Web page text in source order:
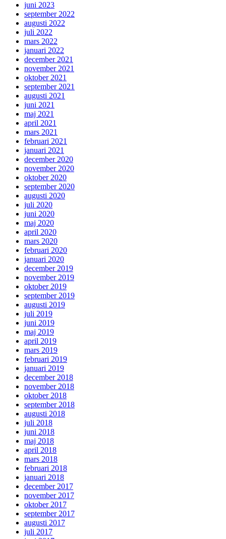
juni 2023
september 2022
augusti 2022
juli 2022
mars 2022
januari 2022
december 2021
november 2021
oktober 2021
september 2021
augusti 2021
juni 2021
maj 2021
april 2021
mars 2021
februari 2021
januari 2021
december 2020
november 2020
oktober 2020
september 2020
augusti 2020
juli 2020
juni 2020
maj 2020
april 2020
mars 2020
februari 2020
januari 2020
december 2019
november 2019
oktober 2019
september 2019
augusti 2019
juli 2019
juni 2019
maj 2019
april 2019
mars 2019
februari 2019
januari 2019
december 2018
november 2018
oktober 2018
september 2018
augusti 2018
juli 2018
juni 2018
maj 2018
april 2018
mars 2018
februari 2018
januari 2018
december 2017
november 2017
oktober 2017
september 2017
augusti 2017
juli 2017